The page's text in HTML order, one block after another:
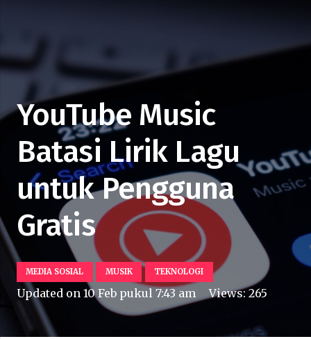
YouTube Music
Batasi Lirik Lagu
untuk Pengguna
Gratis
MEDIA SOSIAL MUSIK TEKNOLOGI
Updated on 10 Feb pukul 7:43 am Views:265